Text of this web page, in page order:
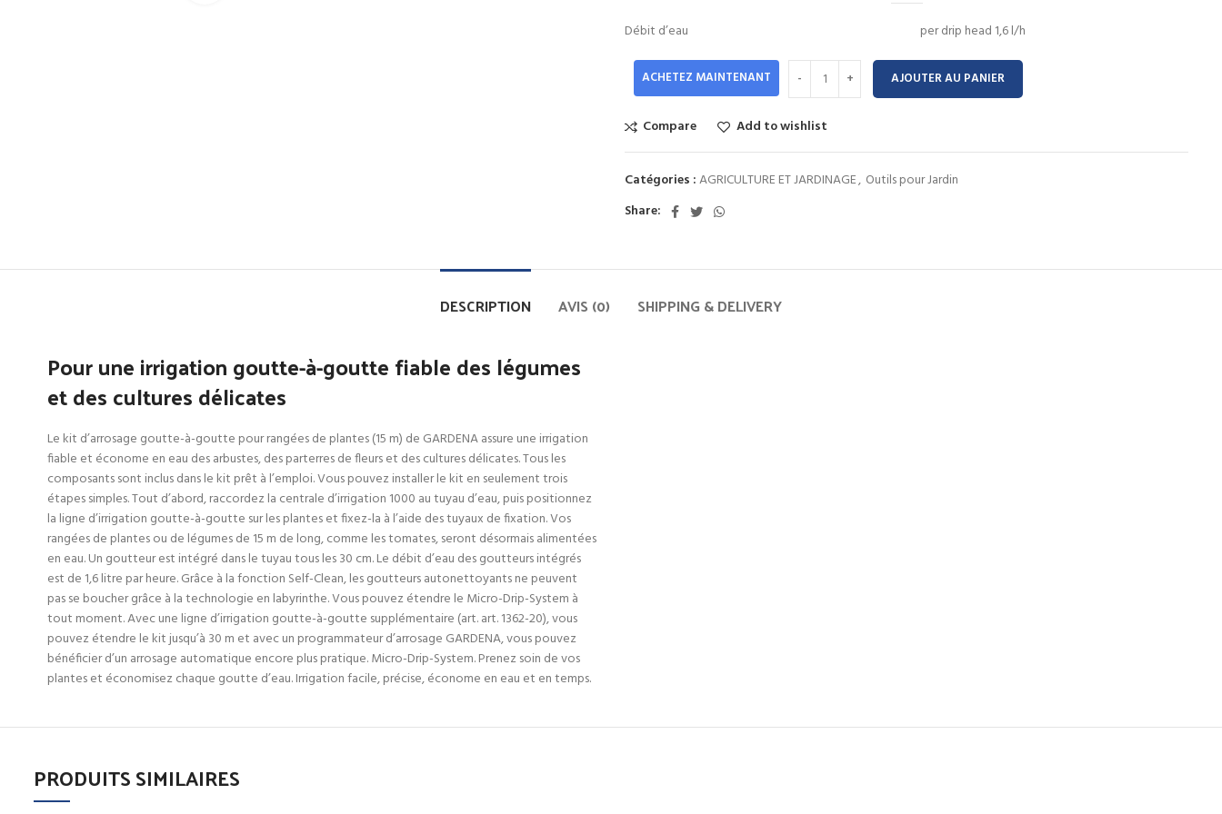
Débit d’eau per drip head 1,6 l/h
ACHETEZ MAINTENANT AJOUTER AU PANIER
Compare Add to wishlist
Catégories :AGRICULTURE ET JARDINAGE, Outils pour Jardin
Share:
DESCRIPTION AVIS (0) SHIPPING & DELIVERY
Pour une irrigation goutte-à-goutte fiable des légumes
et des cultures délicates
Le kit d’arrosage goutte-à-goutte pour rangées de plantes (15 m) de GARDENA assure une irrigation
fiable et économe en eau des arbustes, des parterres de fleurs et des cultures délicates. Tous les
composants sont inclus dans le kit prêt à l’emploi. Vous pouvez installer le kit en seulement trois
étapes simples. Tout d’abord, raccordez la centrale d’irrigation 1000 au tuyau d’eau, puis positionnez
la ligne d’irrigation goutte-à-goutte sur les plantes et fixez-la à l’aide des tuyaux de fixation. Vos
rangées de plantes ou de légumes de 15 m de long, comme les tomates, seront désormais alimentées
en eau. Un goutteur est intégré dans le tuyau tous les 30 cm. Le débit d’eau des goutteurs intégrés
est de 1,6 litre par heure. Grâce à la fonction Self-Clean, les goutteurs autonettoyants ne peuvent
pas se boucher grâce à la technologie en labyrinthe. Vous pouvez étendre le Micro-Drip-System à
tout moment. Avec une ligne d’irrigation goutte-à-goutte supplémentaire (art. art. 1362-20), vous
pouvez étendre le kit jusqu’à 30 m et avec un programmateur d’arrosage GARDENA, vous pouvez
bénéficier d’un arrosage automatique encore plus pratique. Micro-Drip-System. Prenez soin de vos
plantes et économisez chaque goutte d’eau. Irrigation facile, précise, économe en eau et en temps.
PRODUITS SIMILAIRES